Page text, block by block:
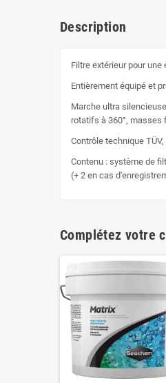
Description
Filtre extérieur pour
Entièrement équipé et
Marche ultra
rotatifs à 360°,
Contrôle technique
Contenu : système de
(+ 2 en cas
Complétez votre